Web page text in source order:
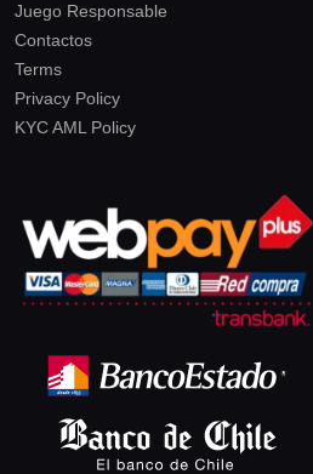
Juego Responsable
Contactos
Terms
Privacy Policy
KYC AML Policy